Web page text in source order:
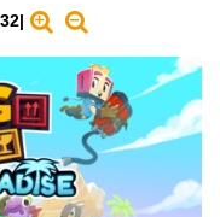
|